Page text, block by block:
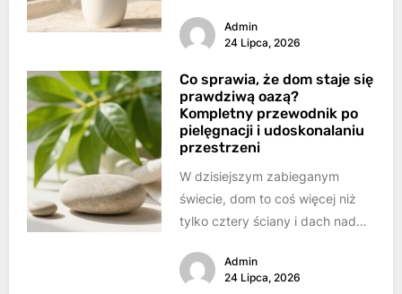
tylko zachwycały estetyką,...
Admin
24 Lipca, 2026
Co sprawia, że dom staje się
prawdziwą oazą?
Kompletny przewodnik po
pielęgnacji i udoskonalaniu
przestrzeni
W dzisiejszym zabieganym
świecie, dom to coś więcej niż
tylko cztery ściany i dach nad
miejsce...Admin
24 Lipca, 2026